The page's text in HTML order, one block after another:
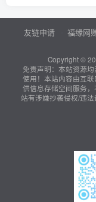
友链申请 福缘网
Copyright ©
免责声明：本站资源
使用！本站内容由互
供信息存储空间服务
站有涉嫌抄袭侵权/违法